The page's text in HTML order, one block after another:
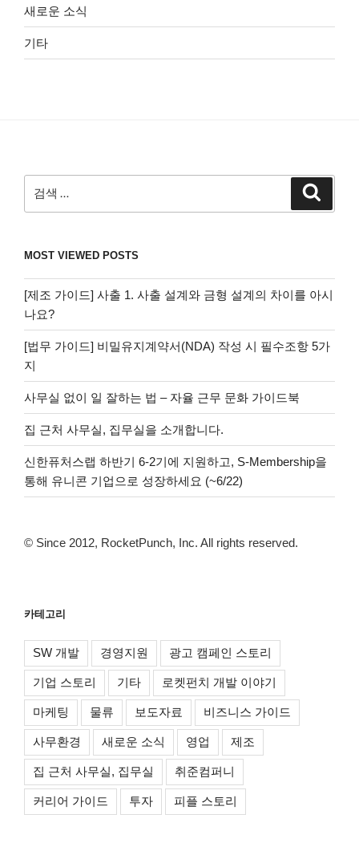
새로운 소식
기타
색:
MOST VIEWED POSTS
[제조 가이드] 사출 1. 사출 설계와 금형 설계의 차이를 아시
나요?
[법무 가이드] 비밀유지계약서(NDA) 작성 시 필수조항 5가
지
사무실 없이 일 잘하는 법 – 자율 근무 문화 가이드북
집 근처 사무실, 집무실을 소개합니다.
신한퓨처스랩 하반기 6-2기에 지원하고, S-Membership을
통해 유니콘 기업으로 성장하세요 (~6/22)
© Since 2012, RocketPunch, Inc. All rights reserved.
카테고리
SW 개발 경영지원 광고 캠페인 스토리
기업 스토리 기타 로켓펀치 개발 이야기
마케팅 물류 보도자료 비즈니스 가이드
사무환경 새로운 소식 영업 제조
집 근처 사무실, 집무실 취준컴퍼니
커리어 가이드 투자 피플 스토리